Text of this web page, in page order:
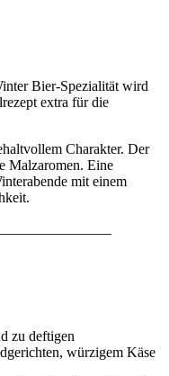
Bier-Spezialität wird
extra für die
Charakter. Der
Malzaromen. Eine
mit einem
zu deftigen
würzigem Käse